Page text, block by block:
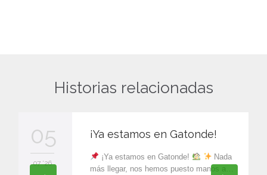
Historias relacionadas
05
07 '26
¡Ya estamos en Gatonde!
¡Ya estamos en Gatonde!
Nada
más llegar, nos hemos puesto manos a…